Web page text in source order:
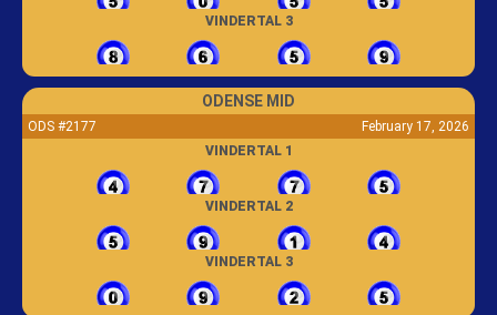
VINDERTAL 3
ODENSE MID
ODS #2177
February 17, 2026
VINDERTAL 1
VINDERTAL 2
VINDERTAL 3